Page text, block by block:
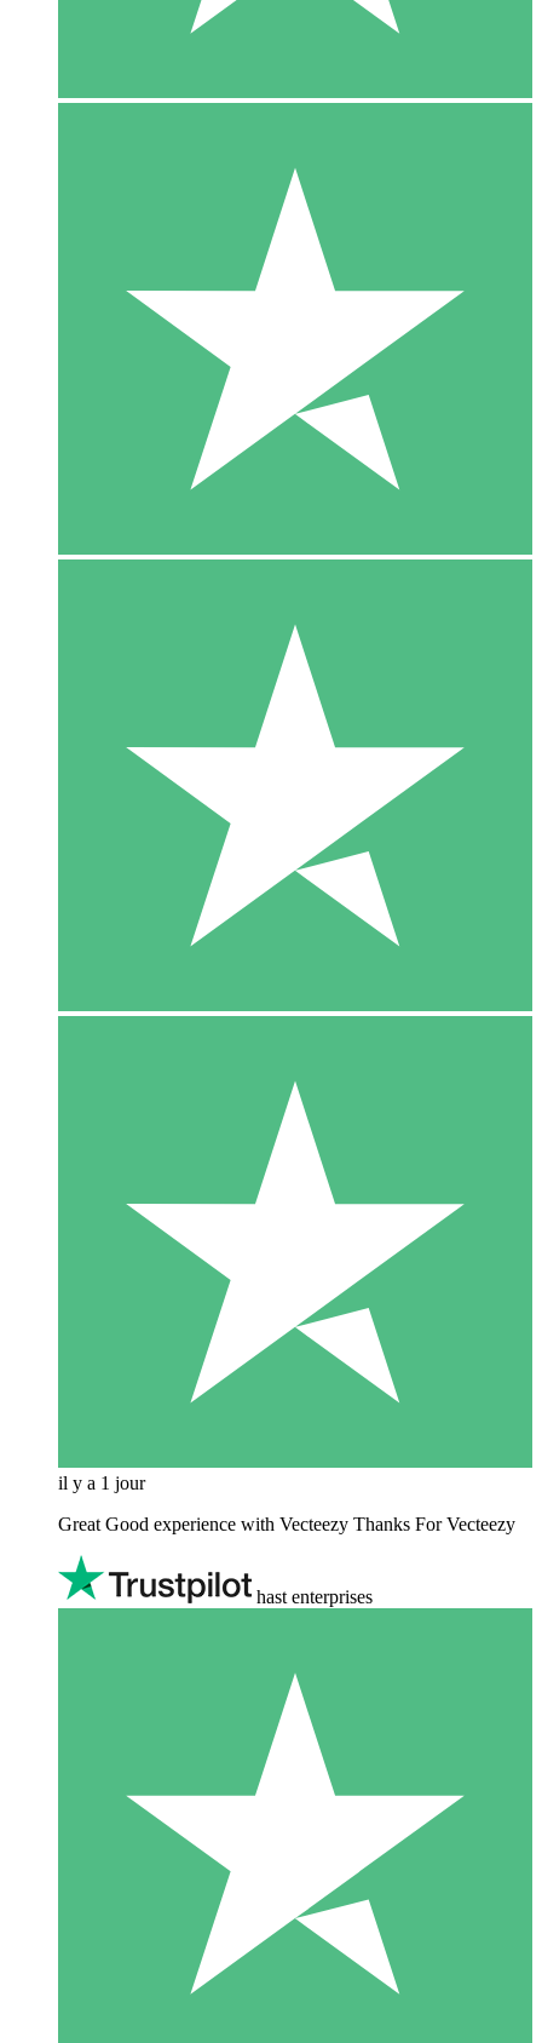
il y a 1 jour
Great Good experience with Vecteezy Thanks For Vecteezy
hast enterprises